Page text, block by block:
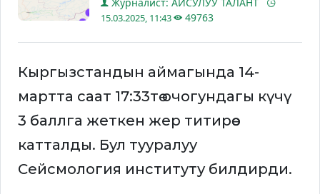
15.03.2025, 11:43 49763
Кыргызстандын аймагында 14-
мартта саат 17:33тө очогундагы күчү
3 баллга жеткен жер титирөө
катталды. Бул тууралуу
Сейсмология институту билдирди.